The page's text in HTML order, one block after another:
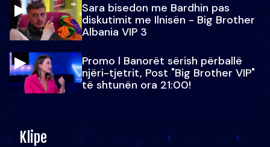
Sara bisedon me Bardhin pas
diskutimit me Ilnisën - Big Brother
Albania VIP 3
Promo l Banorët sërish përballë
njëri-tjetrit, Post "Big Brother VIP"
të shtunën ora 21:00!
Klipe